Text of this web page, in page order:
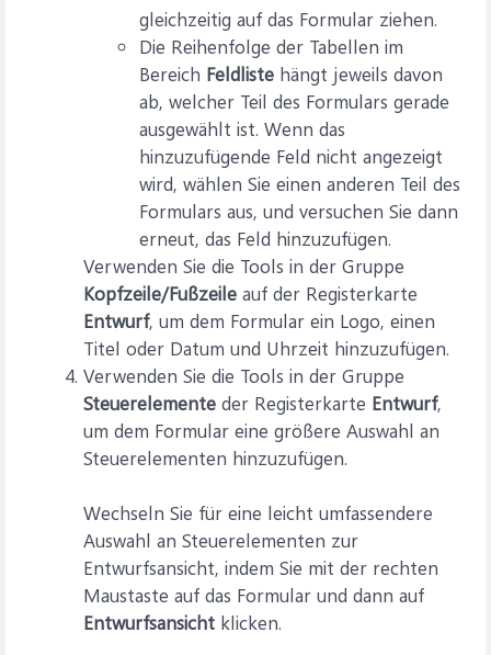
gleichzeitig auf das Formular ziehen.
Die Reihenfolge der Tabellen im
Bereich Feldliste hängt jeweils davon
ab, welcher Teil des Formulars gerade
ausgewählt ist. Wenn das
hinzuzufügende Feld nicht angezeigt
wird, wählen Sie einen anderen Teil des
Formulars aus, und versuchen Sie dann
erneut, das Feld hinzuzufügen.
Verwenden Sie die Tools in der Gruppe
Kopfzeile/Fußzeile auf der Registerkarte
Entwurf, um dem Formular ein Logo, einen
Titel oder Datum und Uhrzeit hinzuzufügen.
Verwenden Sie die Tools in der Gruppe
Steuerelemente der Registerkarte Entwurf,
um dem Formular eine größere Auswahl an
Steuerelementen hinzuzufügen.
Wechseln Sie für eine leicht umfassendere
Auswahl an Steuerelementen zur
Entwurfsansicht, indem Sie mit der rechten
Maustaste auf das Formular und dann auf
Entwurfsansicht klicken.